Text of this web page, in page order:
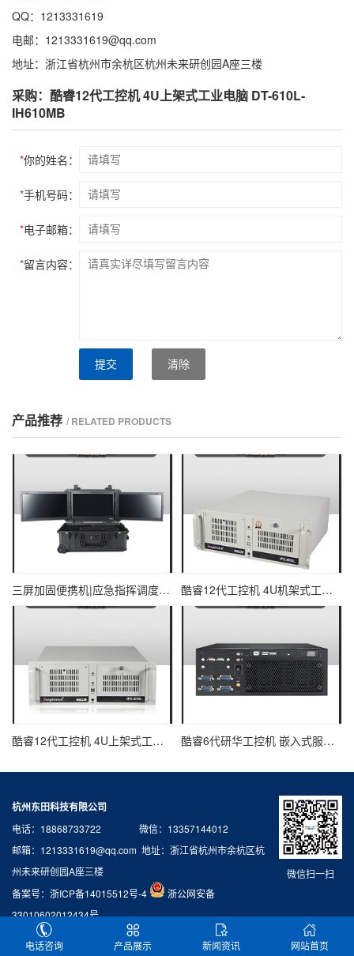
QQ：1213331619
电邮：1213331619@qq.com
地址：浙江省杭州市余杭区杭州未来研创园A座三楼
采购：酷睿12代工控机 4U上架式工业电脑 DT-610L-
IH610MB
*你的姓名：
*手机号码：
*电子邮箱：
*留言内容：
提交 清除
产品推荐 / RELATED PRODUCTS
三屏加固便携机|应急指挥调度台移动终端|DTG-U1713-XH310 酷睿12代工控机 4U机架式工业控制器 DT-610L-IZ690MA
酷睿12代工控机 4U上架式工业电脑 DT-610L-IH610MB 酷睿6代研华工控机 嵌入式服务器主机 EPC-B2205
微信扫一扫
杭州东田科技有限公司
电话：18868733722 微信：13357144012
邮箱：1213331619@qq.com 地址：浙江省杭州市余杭区杭
州未来研创园A座三楼
备案号： 浙ICP备14015512号-4
浙公网安备
33010602012434号
电话咨询 产品展示 新闻资讯 网站首页